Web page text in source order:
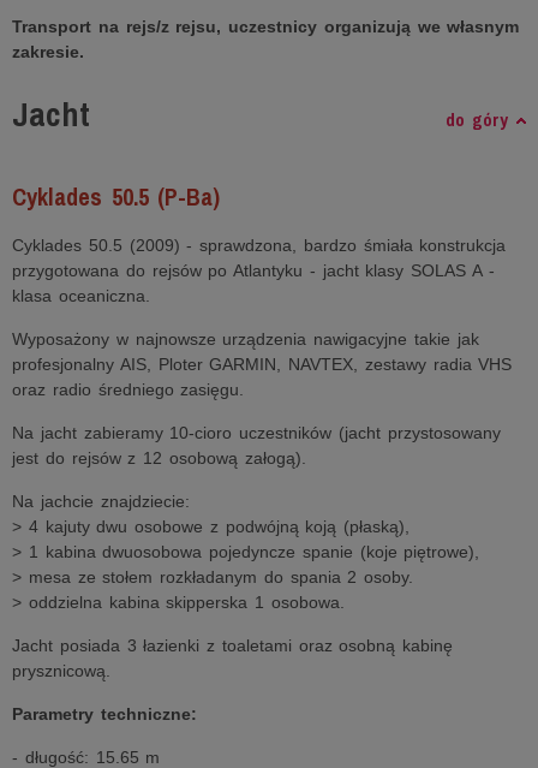
Transport na rejs/z rejsu, uczestnicy organizują we własnym
zakresie.
Jacht do góry
Cyklades 50.5 (P-Ba)
Cyklades 50.5 (2009) - sprawdzona, bardzo śmiała konstrukcja
przygotowana do rejsów po Atlantyku - jacht klasy SOLAS A -
klasa oceaniczna.
Wyposażony w najnowsze urządzenia nawigacyjne takie jak
profesjonalny AIS, Ploter GARMIN, NAVTEX, zestawy radia VHS
oraz radio średniego zasięgu.
Na jacht zabieramy 10-cioro uczestników (jacht przystosowany
jest do rejsów z 12 osobową załogą).
Na jachcie znajdziecie:
> 4 kajuty dwu osobowe z podwójną koją (płaską),
> 1 kabina dwuosobowa pojedyncze spanie (koje piętrowe),
> mesa ze stołem rozkładanym do spania 2 osoby.
> oddzielna kabina skipperska 1 osobowa.
Jacht posiada 3 łazienki z toaletami oraz osobną kabinę
prysznicową.
Parametry techniczne:
- długość: 15.65 m